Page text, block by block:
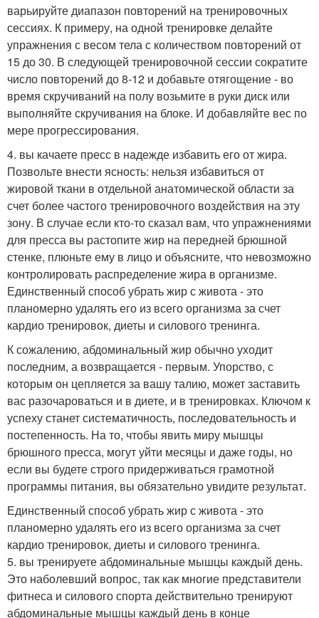
варьируйте диапазон повторений на тренировочных
сессиях. К примеру, на одной тренировке делайте
упражнения с весом тела с количеством повторений от
15 до 30. В следующей тренировочной сессии сократите
число повторений до 8-12 и добавьте отягощение - во
время скручиваний на полу возьмите в руки диск или
выполняйте скручивания на блоке. И добавляйте вес по
мере прогрессирования.
4. вы качаете пресс в надежде избавить его от жира.
Позвольте внести ясность: нельзя избавиться от
жировой ткани в отдельной анатомической области за
счет более частого тренировочного воздействия на эту
зону. В случае если кто-то сказал вам, что упражнениями
для пресса вы растопите жир на передней брюшной
стенке, плюньте ему в лицо и объясните, что невозможно
контролировать распределение жира в организме.
Единственный способ убрать жир с живота - это
планомерно удалять его из всего организма за счет
кардио тренировок, диеты и силового тренинга.
К сожалению, абдоминальный жир обычно уходит
последним, а возвращается - первым. Упорство, с
которым он цепляется за вашу талию, может заставить
вас разочароваться и в диете, и в тренировках. Ключом к
успеху станет систематичность, последовательность и
постепенность. На то, чтобы явить миру мышцы
брюшного пресса, могут уйти месяцы и даже годы, но
если вы будете строго придерживаться грамотной
программы питания, вы обязательно увидите результат.
Единственный способ убрать жир с живота - это
планомерно удалять его из всего организма за счет
кардио тренировок, диеты и силового тренинга.
5. вы тренируете абдоминальные мышцы каждый день.
Это наболевший вопрос, так как многие представители
фитнеса и силового спорта действительно тренируют
абдоминальные мышцы каждый день в конце